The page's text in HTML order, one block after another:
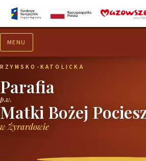
MENU
RZYMSKO-KATOLICKA
Parafia
p.w.
Matki Bożej
w Żyrardowie